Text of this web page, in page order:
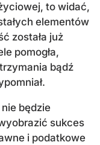
to widać,
elementów
została już
pomogła,
bądź
będzie
sukces
i podatkowe